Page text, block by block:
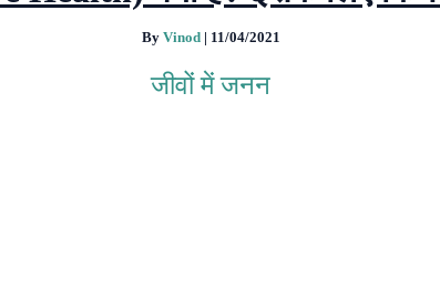
By Vinod | 11/04/2021
जीवों में जनन